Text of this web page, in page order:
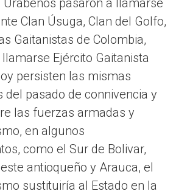
pasaron a llamarse
Clan Úsuga, Clan del Golfo,
Gaitanistas de Colombia,
Ejército Gaitanista
persisten las mismas
del pasado de connivencia y
las fuerzas armadas y
en algunos
como el Sur de Bolivar,
antioqueño y Arauca, el
sustituiría al Estado en la